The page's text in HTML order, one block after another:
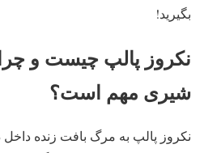
بگیرید!
نکروز پالپ چیست و
شیری مهم است؟
نکروز پالپ به مرگ بافت زنده داخل